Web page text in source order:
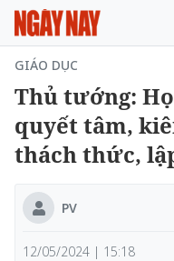
GIÁO DỤC
Thủ tướng:
quyết tâm,
thách thức,
PV
12/05/2024 | 15:18